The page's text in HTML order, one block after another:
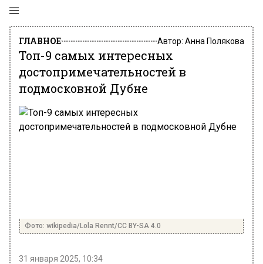
ГЛАВНОЕ Автор: Анна Полякова
Топ-9 самых интересных
достопримечательностей в
подмосковной Дубне
Фото: wikipedia/Lola Rennt/CC BY-SA 4.0
31 января 2025, 10:34